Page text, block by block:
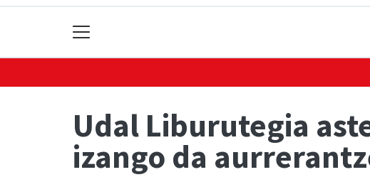
Udal Liburutegia
izango da